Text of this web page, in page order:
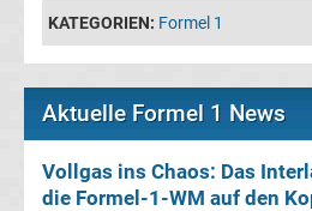
Premier
League
Erg.
KATEGORIEN: Formel 1
Aktuelle Formel 1 News
Vollgas ins Chaos: Das
die Formel-1-WM auf den